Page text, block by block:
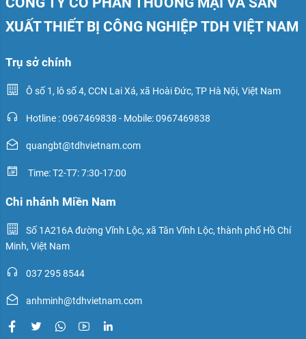
XUẤT THIẾT BỊ CÔNG NGHIỆP TDH VIỆT NAM
Trụ sở chính
Ô số 1, lô số 4, CCN Lai Xá, xã Hoài Đức, TP Hà Nội, Việt Nam
Hotline : 0967469838 - Mobile: 0967469838
quangbt@tdhvietnam.com
Time: T2-T7: 7:30-17:00
Chi nhánh Miền Nam
Số 1A216A đường Vĩnh Lộc, xã Tân Vĩnh Lộc, thành phố Hồ Chí
Minh, Việt Nam
037 295 8544
anhminh@tdhvietnam.com